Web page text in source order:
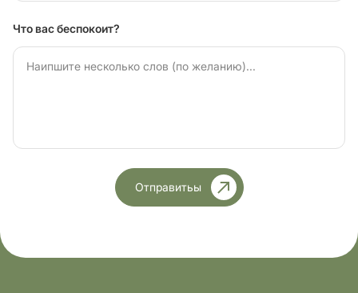
Что вас беспокоит?
Отправитьы